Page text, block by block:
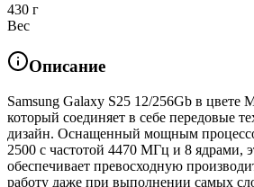
430 г
Вес
Описание
Samsung Galaxy S25 12/256Gb в цвете
который соединяет в себе передовые
дизайн. Оснащенный мощным
2500 с частотой 4470 МГц и 8 ядрами,
обеспечивает превосходную
работу даже при выполнении самых